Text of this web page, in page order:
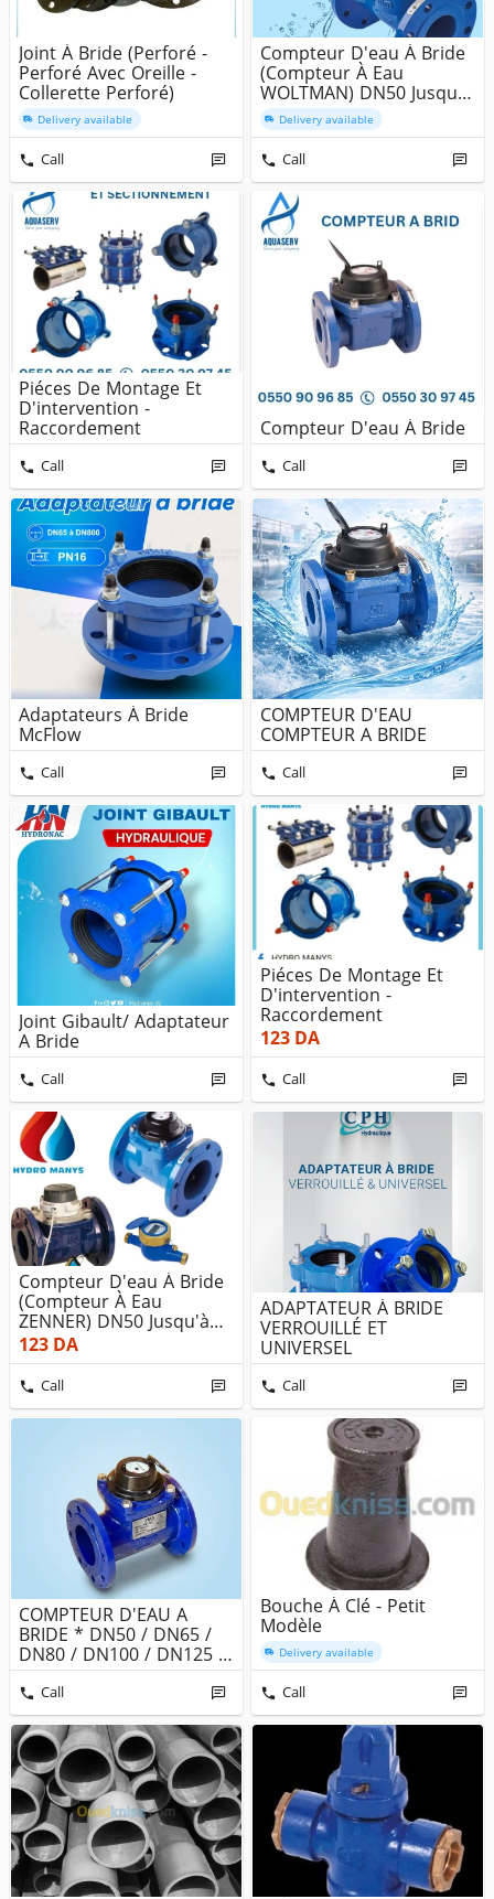
Joint À Bride (perforé -
Perforé Avec Oreille -
Collerette Perforé)
Delivery available
Call
Compteur D'eau À Bride
(Compteur À Eau
WOLTMAN) DN50 Jusqu'à
DN300 PN1...
Delivery available
Call
Piéces De Montage Et
D'intervention -
Raccordement
Call
Compteur D'eau À Bride
Call
Adaptateurs À Bride
McFlow
Call
COMPTEUR D'EAU
COMPTEUR A BRIDE
Call
Joint Gibault/ Adaptateur
A Bride
Call
Piéces De Montage Et
D'intervention -
Raccordement
123DA
Call
Compteur D'eau À Bride
(Compteur À Eau
ZENNER) DN50 Jusqu'à
DN300 PN16...
123DA
Call
ADAPTATEUR À BRIDE
VERROUILLÉ ET
UNIVERSEL
Call
COMPTEUR D'EAU A
BRIDE * DN50 / DN65 /
DN80 / DN100 / DN125 /
DN150 / ...
Call
Bouche À Clé - Petit
Modèle
Delivery available
Call